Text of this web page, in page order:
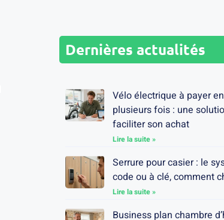
Dernières actualités
Vélo électrique à payer en
plusieurs fois : une
faciliter son achat
Lire la suite »
Serrure pour casier : le
code ou à clé, comment
Lire la suite »
Business plan chambre